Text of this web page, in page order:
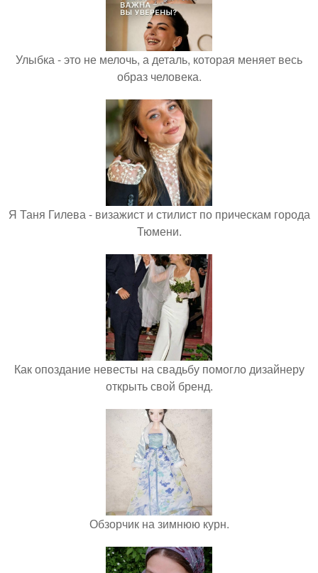
Улыбка - это не мелочь, а деталь, которая меняет весь
образ человека.
Я Таня Гилева - визажист и стилист по прическам города
Тюмени.
Как опоздание невесты на свадьбу помогло дизайнеру
открыть свой бренд.
Обзорчик на зимнюю курн.